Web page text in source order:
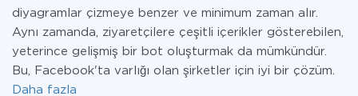
diyagramlar çizmeye benzer ve minimum zaman alır.
Aynı zamanda, ziyaretçilere çeşitli içerikler gösterebilen,
yeterince gelişmiş bir bot oluşturmak da mümkündür.
Bu, Facebook'ta varlığı olan şirketler için iyi bir çözüm.
Daha fazla